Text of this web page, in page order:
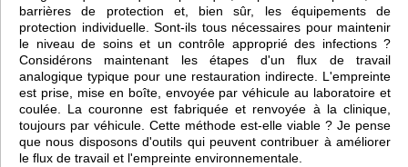
barrières de protection et, bien sûr, les équipements de
protection individuelle. Sont-ils tous nécessaires pour maintenir
le niveau de soins et un contrôle approprié des infections ?
Considérons maintenant les étapes d'un flux de travail
analogique typique pour une restauration indirecte. L'empreinte
est prise, mise en boîte, envoyée par véhicule au laboratoire et
coulée. La couronne est fabriquée et renvoyée à la clinique,
toujours par véhicule. Cette méthode est-elle viable ? Je pense
que nous disposons d'outils qui peuvent contribuer à améliorer
le flux de travail et l'empreinte environnementale.